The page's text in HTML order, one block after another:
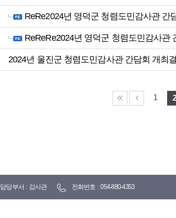
ReRe2024년 영덕군 청렴도민감사관 간
ReReRe2024년 영덕군 청렴도민감사관
2024년 울진군 청렴도민감사관 간담회 개최
1 2
담당부서 : 감사관 전화번호 : 054-880-4353